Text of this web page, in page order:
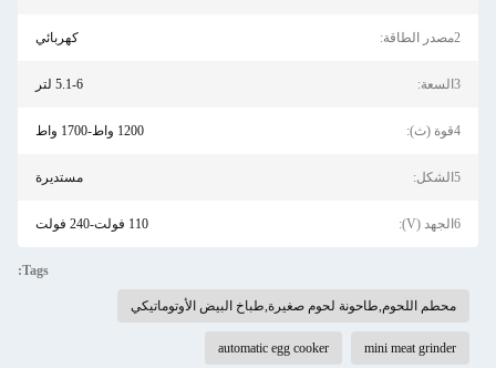
2مصدر الطاقة: كهربائي
3السعة: 5.1-6 لتر
4قوة (ث): 1200 واط-1700 واط
5الشكل: مستديرة
6الجهد (V): 110 فولت-240 فولت
Tags:
محطم اللحوم,طاحونة لحوم صغيرة,طباخ البيض الأوتوماتيكي
mini meat grinder
automatic egg cooker